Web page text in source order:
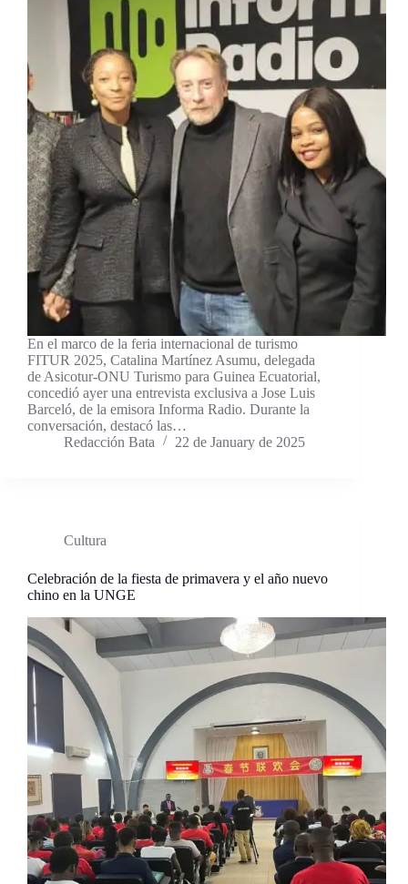
En el marco de la feria internacional de turismo
FITUR 2025, Catalina Martínez Asumu, delegada
de Asicotur-ONU Turismo para Guinea Ecuatorial,
concedió ayer una entrevista exclusiva a Jose Luis
Barceló, de la emisora Informa Radio. Durante la
conversación, destacó las…
Redacción Bata
22 de January de 2025
Cultura
Celebración de la fiesta de primavera y el año nuevo
chino en la UNGE